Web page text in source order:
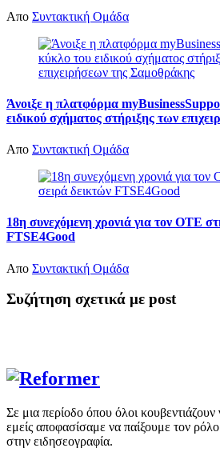
Απο Συντακτική Ομάδα
Άνοιξε η πλατφόρμα
ειδικού σχήματος στήριξης των
Απο Συντακτική Ομάδα
18η συνεχόμενη χρονιά για τον ΟΤΕ
FTSE4Good
Απο Συντακτική Ομάδα
Συζήτηση σχετικά με post
Σε μια περίοδο όπου όλοι κουβεντιάζουν
εμείς αποφασίσαμε να παίξουμε τον
στην ειδησεογραφία.